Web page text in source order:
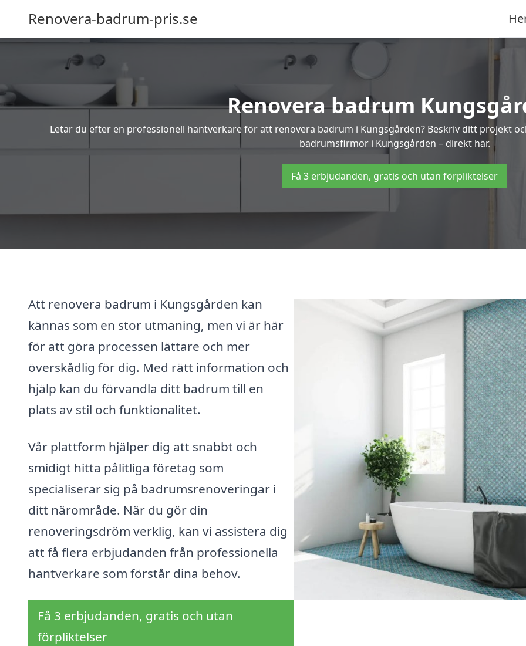
Renovera-badrum-pris.se
Renovera badrum
Letar du efter en professionell hantverkare för att renovera badrum i Kungsgården? Beskriv ditt projekt
badrumsfirmor i Kungsgården – direkt här.
Få 3 erbjudanden, gratis och utan förpliktelser
Att renovera badrum i Kungsgården kan
kännas som en stor utmaning, men vi är här
för att göra processen lättare och mer
överskådlig för dig. Med rätt information och
hjälp kan du förvandla ditt badrum till en
plats av stil och funktionalitet.
Vår plattform hjälper dig att snabbt och
smidigt hitta pålitliga företag som
specialiserar sig på badrumsrenoveringar i
ditt närområde. När du gör din
renoveringsdröm verklig, kan vi assistera dig
att få flera erbjudanden från professionella
hantverkare som förstår dina behov.
Få 3 erbjudanden, gratis och utan
förpliktelser